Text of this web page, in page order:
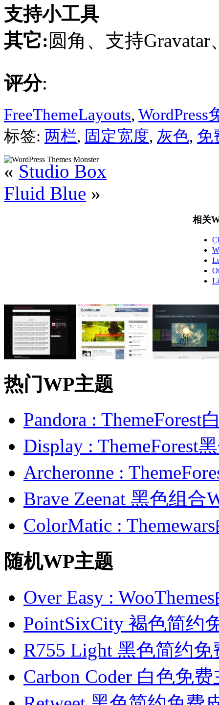
支持小工具
其它:圆角、支持Gravatar
评分:
FreeThemeLayouts, WordPress
标签: 两栏, 固定宽度, 灰色, 免
« Studio Box
Fluid Blue »
相关
热门WP主题
Pandora : ThemeForest
Display : ThemeForest
Archeronne :
Brave Zeenat 黑色组合
ColorMatic :
随机WP主题
Over Easy :
PointSixCity 褐色简约
R755 Light 黑色简约免
Carbon Coder 白色免